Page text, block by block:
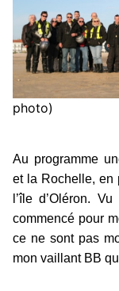
photo)
Au programme
et la Rochelle, en
l’île d’Oléron.
commencé pour
ce ne sont pas
mon vaillant BB